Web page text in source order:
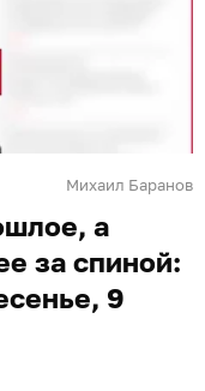
Михаил Баранов
а
за спиной:
9